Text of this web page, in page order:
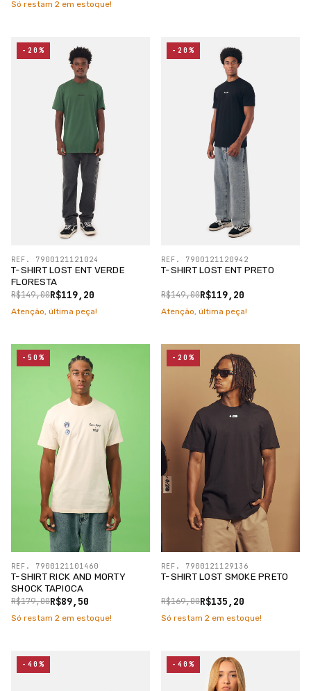
Só restam 2 em estoque!
T-SHIRT LOST ENT VERDE
FLORESTA
R$119,20
R$149,00
REF. 7900121121024
-20%
Atenção, última peça!
T-SHIRT LOST ENT PRETO
R$119,20
R$149,00
REF. 7900121120942
-20%
Atenção, última peça!
T-SHIRT RICK AND MORTY
SHOCK TAPIOCA
R$89,50
R$179,00
REF. 7900121101460
-50%
Só restam 2 em estoque!
T-SHIRT LOST SMOKE PRETO
R$135,20
R$169,00
REF. 7900121129136
-20%
Só restam 2 em estoque!
-40% -40%